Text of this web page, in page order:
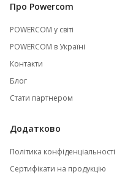
Про Powercom
POWERCOM у світі
POWERCOM в Україні
Контакти
Блог
Стати партнером
Додатково
Політика конфіденціальності
Сертифікати на продукцію